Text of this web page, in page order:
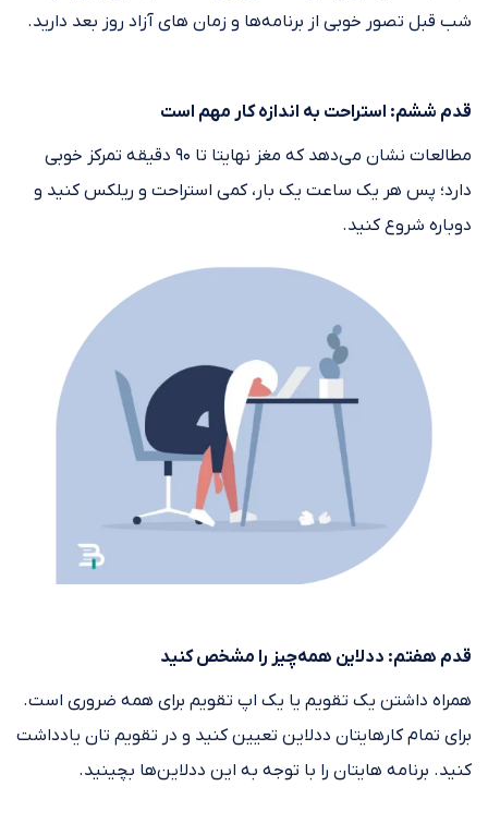
شب قبل تصور خوبی از برنامه‌ها و زمان های آزاد روز بعد دارید.
قدم ششم: استراحت به اندازه کار مهم است
مطالعات نشان می‌دهد که مغز نهایتا تا ۹۰ دقیقه تمرکز خوبی
دارد؛ پس هر یک ساعت یک بار، کمی استراحت و ریلکس کنید و
دوباره شروع کنید.
قدم هفتم: ددلاین همه‌چیز را مشخص کنید
همراه داشتن یک تقویم یا یک اپ تقویم برای همه ضروری است.
برای تمام کارهایتان ددلاین تعیین کنید و در تقویم تان یادداشت
کنید. برنامه هایتان را با توجه به این ددلاین‌ها بچینید.